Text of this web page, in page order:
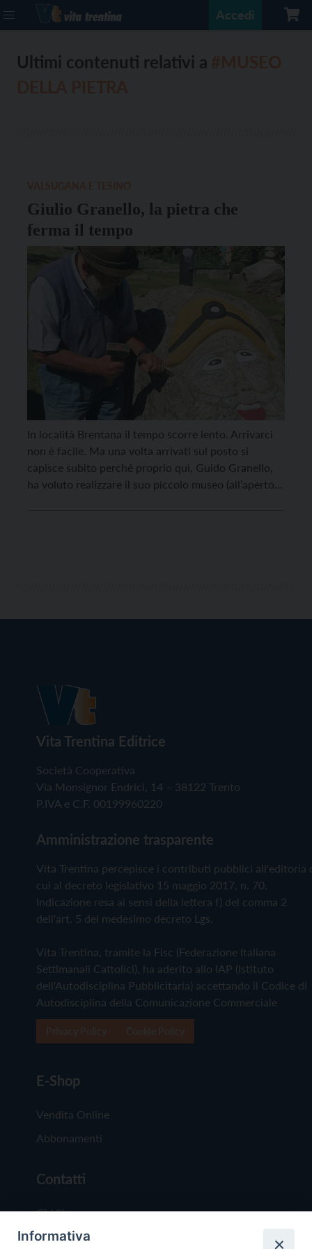
Accedi
Ultimi contenuti relativi a
Giulio Granello, la pietra che
ferma il tempo
In località Brentana il tempo scorre lento. Arrivarci
non è facile. Ma una volta arrivati sul posto si
capisce subito perché proprio qui, Guido Granello,
ha voluto realizzare il suo piccolo museo (all’aperto)
Vita Trentina Editrice
Società Cooperativa
Via Monsignor Endrici, 14 – 38122 Trento
P.IVA e C.F. 00199960220
Amministrazione trasparente
Vita Trentina percepisce i contributi pubblici all'editoria
cui al decreto legislativo 15 maggio 2017, n. 70.
Indicazione resa ai sensi della lettera f) del comma 2
dell'art. 5 del medesimo decreto Lgs.
Vita Trentina, tramite la Fisc (Federazione Italiana
Settimanali Cattolici), ha aderito allo IAP (Istituto
dell'Autodisciplina Pubblicitaria) accettando il Codice di
Autodisciplina della Comunicazione Commerciale
E-Shop
Vendita Online
Abbonamenti
Contatti
Chi Siamo
Redazione
Informativa